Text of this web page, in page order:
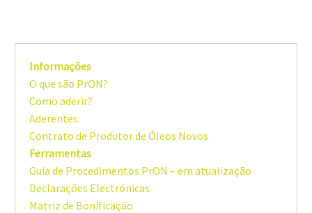
Informações
O que são PrON?
Como aderir?
Aderentes
Contrato de Produtor de Óleos Novos
Ferramentas
Guia de Procedimentos PrON – em atualização
Declarações Electrónicas
Matriz de Bonificação